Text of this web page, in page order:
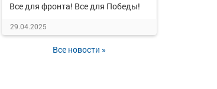
Все для фронта! Все для Победы!
29.04.2025
Все новости »